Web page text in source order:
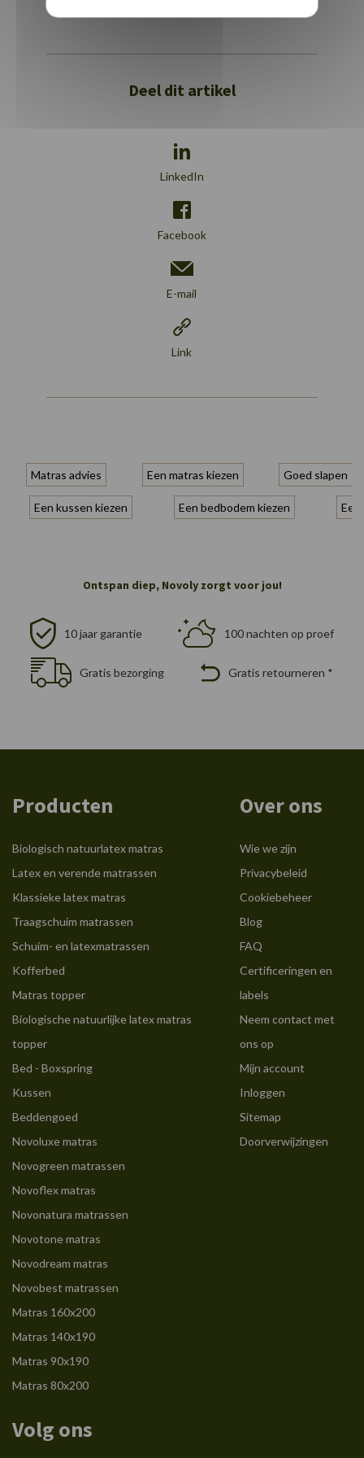
Deel dit artikel
LinkedIn
Facebook
E-mail
Link
Matras advies Een matras kiezen Goed slapen
Een kussen kiezen Een bedbodem kiezen Een
Ontspan diep, Novoly zorgt voor jou!
10 jaar garantie 100 nachten op proef
Gratis bezorging Gratis retourneren *
Producten
Biologisch natuurlatex matras
Latex en verende matrassen
Klassieke latex matras
Traagschuim matrassen
Schuim- en latexmatrassen
Kofferbed
Matras topper
Biologische natuurlijke latex matras
topper
Bed - Boxspring
Kussen
Beddengoed
Novoluxe matras
Novogreen matrassen
Novoflex matras
Novonatura matrassen
Novotone matras
Novodream matras
Novobest matrassen
Matras 160x200
Matras 140x190
Matras 90x190
Matras 80x200
Over ons
Wie we zijn
Privacybeleid
Cookiebeheer
Blog
FAQ
Certificeringen en
labels
Neem contact met
ons op
Mijn account
Inloggen
Sitemap
Doorverwijzingen
Volg ons